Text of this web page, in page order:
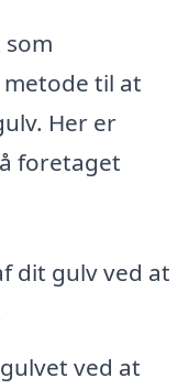
til at
Her er
foretaget
dit gulv ved at
ved at